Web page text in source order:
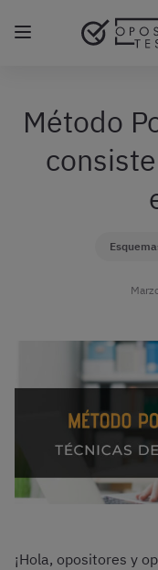
Método
¡Hola, opositores y